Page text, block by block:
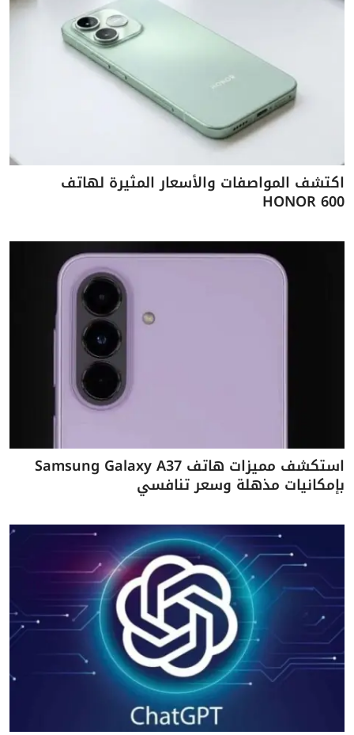
اكتشف المواصفات والأسعار المثيرة لهاتف
HONOR 600
استكشف مميزات هاتف Samsung Galaxy A37
بإمكانيات مذهلة وسعر تنافسي